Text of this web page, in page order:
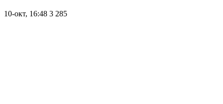
10-окт, 16:48 3 285